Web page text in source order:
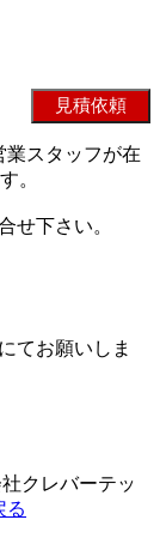
業スタッフが在
。
せ下さい。
てお願いしま
クレバーテッ
る